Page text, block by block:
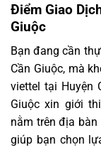
Điểm Giao
Giuộc
Bạn đang cần
Cần Giuộc, mà
viettel tại Huyện
Giuộc xin giới
nằm trên địa bàn
giúp bạn chọn